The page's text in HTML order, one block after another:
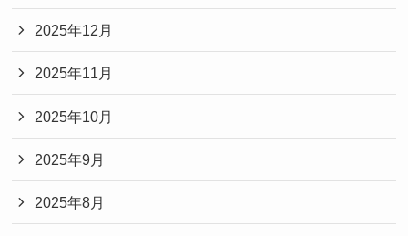
2025年12月
2025年11月
2025年10月
2025年9月
2025年8月